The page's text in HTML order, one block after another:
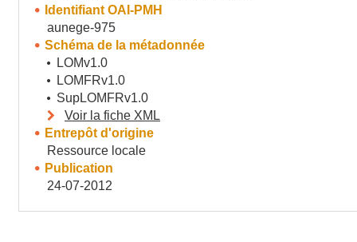
Identifiant OAI-PMH
aunege-975
Schéma de la métadonnée
LOMv1.0
LOMFRv1.0
SupLOMFRv1.0
Voir la fiche XML
Entrepôt d'origine
Ressource locale
Publication
24-07-2012